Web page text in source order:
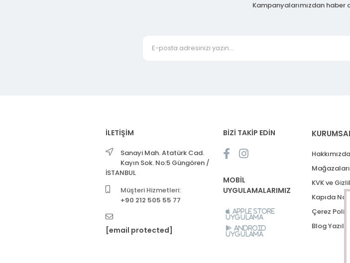
Kampanyalarımızdan haber
İLETİŞİM
Sanayi Mah. Atatürk Cad.
Kayın Sok. No:5 Güngören /
İSTANBUL
Müşteri Hizmetleri:
+90 212 505 55 77
[email protected]
BİZİ TAKİP EDİN
MOBİL
UYGULAMALARIMIZ
Apple Store
Uygulama
Android
Uygulama
Hakkımızda
KVK ve
Kapıda
Çerez
Blog Yazıları